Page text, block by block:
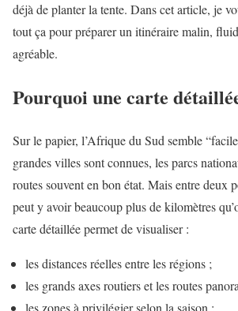
déjà de planter la tente. Dans cet article, je
tout ça pour préparer un itinéraire malin,
agréable.
Pourquoi une carte
Sur le papier, l’Afrique du Sud semble
grandes villes sont connues, les parcs
routes souvent en bon état. Mais entre deux
peut y avoir beaucoup plus de kilomètres
carte détaillée permet de visualiser :
les distances réelles entre les régions ;
les grands axes routiers et les routes
les zones à privilégier selon la saison ;